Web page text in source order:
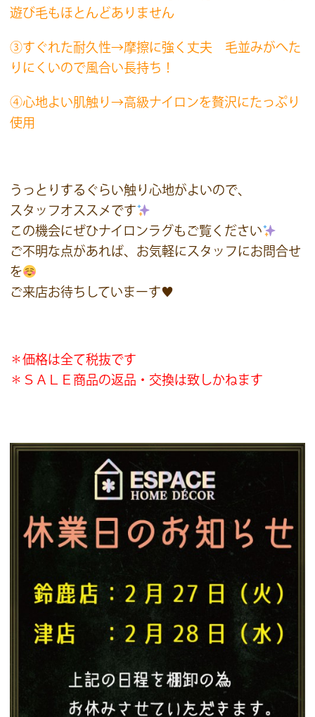
遊び毛もほとんどありません
③すぐれた耐久性→摩擦に強く丈夫 毛並みがへた
りにくいので風合い長持ち！
④心地よい肌触り→高級ナイロンを贅沢にたっぷり
使用
うっとりするぐらい触り心地がよいので、
スタッフオススメです
この機会にぜひナイロンラグもご覧ください
ご不明な点があれば、お気軽にスタッフにお問合せ
を
ご来店お待ちしていまーす♥
＊価格は全て税抜です
＊ＳＡＬＥ商品の返品・交換は致しかねます